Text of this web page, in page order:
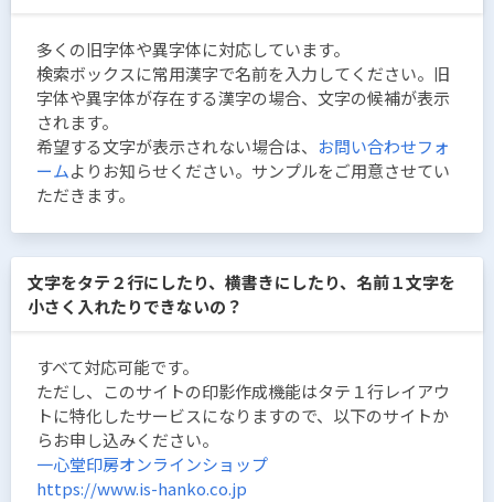
多くの旧字体や異字体に対応しています。
検索ボックスに常用漢字で名前を入力してください。旧
字体や異字体が存在する漢字の場合、文字の候補が表示
されます。
希望する文字が表示されない場合は、 お問い合わせフォ
ームよりお知らせください。サンプルをご用意させてい
ただきます。
文字をタテ２行にしたり、横書きにしたり、名前１文字を
小さく入れたりできないの？
すべて対応可能です。
ただし、このサイトの印影作成機能はタテ１行レイアウ
トに特化したサービスになりますので、以下のサイトか
らお申し込みください。
一心堂印房オンラインショップ
https://www.is-hanko.co.jp